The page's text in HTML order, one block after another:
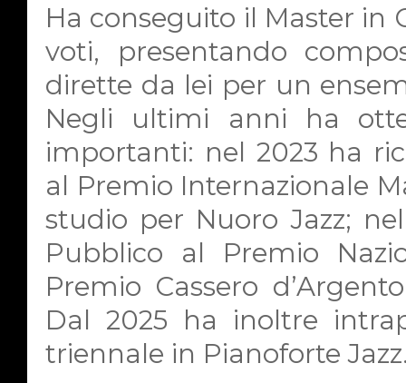
Ha conseguito il Master in
voti, presentando
dirette da lei per un
Negli ultimi anni ha
importanti: nel 2023 ha
al Premio Internazionale
studio per Nuoro Jazz;
Pubblico al Premio
Premio Cassero
Dal 2025 ha inoltre
triennale in Pianoforte